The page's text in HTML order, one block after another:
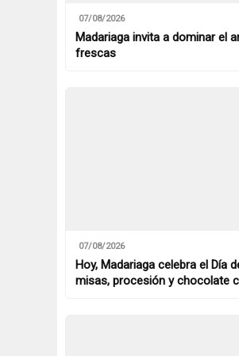
07/08/2026
Madariaga invita a dominar el
frescas
07/08/2026
Hoy, Madariaga celebra el Día
misas, procesión y chocolate